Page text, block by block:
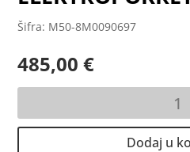
Šifra: M50-8M0090697
485,00€
Dodaj u